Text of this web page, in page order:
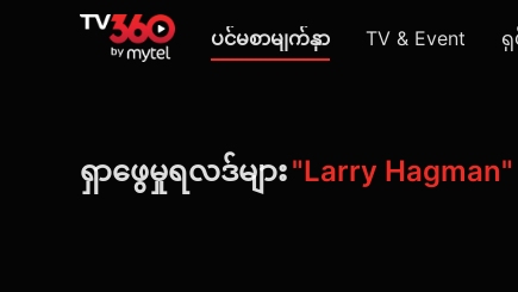
ပင်မစာမျက်နှာ TV & Event
ရှာဖွေမှုရလဒ်များ"Larry Hagman"